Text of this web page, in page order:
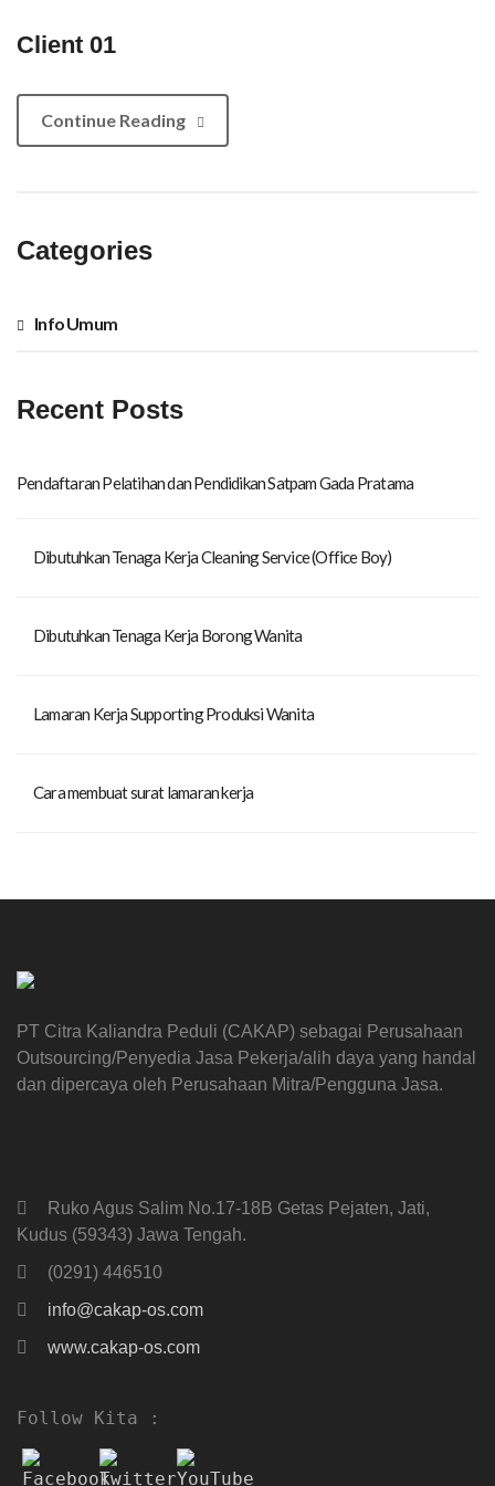
Client 01
Continue Reading
Categories
Info Umum
Recent Posts
Pendaftaran Pelatihan dan Pendidikan Satpam Gada Pratama
Dibutuhkan Tenaga Kerja Cleaning Service (Office Boy)
Dibutuhkan Tenaga Kerja Borong Wanita
Lamaran Kerja Supporting Produksi Wanita
Cara membuat surat lamaran kerja
PT Citra Kaliandra Peduli (CAKAP) sebagai Perusahaan
Outsourcing/Penyedia Jasa Pekerja/alih daya yang handal
dan dipercaya oleh Perusahaan Mitra/Pengguna Jasa.
Ruko Agus Salim No.17-18B Getas Pejaten, Jati,
Kudus (59343) Jawa Tengah.
(0291) 446510
info@cakap-os.com
www.cakap-os.com
Follow Kita :